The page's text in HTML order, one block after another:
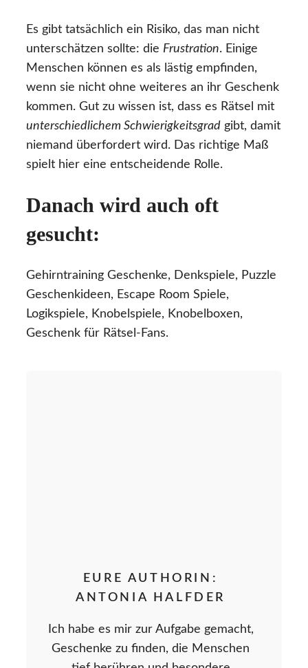
Es gibt tatsächlich ein Risiko, das man nicht
unterschätzen sollte: die Frustration. Einige
Menschen können es als lästig empfinden,
wenn sie nicht ohne weiteres an ihr Geschenk
kommen. Gut zu wissen ist, dass es Rätsel mit
unterschiedlichem Schwierigkeitsgrad gibt, damit
niemand überfordert wird. Das richtige Maß
spielt hier eine entscheidende Rolle.
Danach wird auch oft
gesucht:
Gehirntraining Geschenke, Denkspiele, Puzzle
Geschenkideen, Escape Room Spiele,
Logikspiele, Knobelspiele, Knobelboxen,
Geschenk für Rätsel-Fans.
EURE AUTHORIN:
ANTONIA HALFDER
Ich habe es mir zur Aufgabe gemacht,
Geschenke zu finden, die Menschen